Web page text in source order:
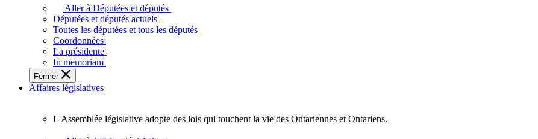
députées
députés
vous
représentent
sein
de
l'Assemblée
l'Ontario.
Aller à Députées et députés
Députées et députés actuels
Toutes les députées et tous les députés
Coordonnées
La présidente
In memoriam
Fermer
Affaires législatives
L'Assemblée législative adopte des lois qui touchent la vie des Ontariennes et Ontariens.